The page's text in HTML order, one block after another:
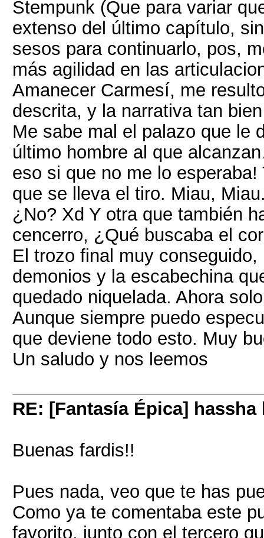
Stempunk (Que para variar
extenso del último capítulo,
sesos para continuarlo, pos,
más agilidad en las
Amanecer Carmesí, me
descrita, y la narrativa tan
Me sabe mal el palazo que le
último hombre al que
eso si que no me lo
que se lleva el tiro. Miau,
¿No? Xd Y otra que también
cencerro, ¿Qué buscaba el
El trozo final muy
demonios y la escabechina
quedado niquelada. Ahora
Aunque siempre puedo
que deviene todo esto. Muy
Un saludo y nos leemos
RE: [Fantasía Épica] hassha
Buenas fardis!!
Pues nada, veo que te has
Como ya te comentaba este
favorito, junto con el tercero